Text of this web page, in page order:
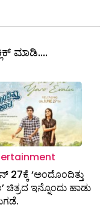
ಮಾಡಿ....
27ಕ್ಕೆ ‘ಅಂದೊಂದಿತ್ತು
ಚಿತ್ರದ ಇನ್ನೊಂದು ಹಾಡು